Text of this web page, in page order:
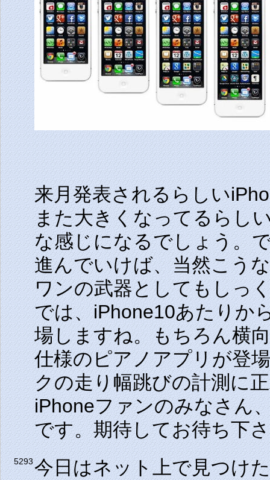
来月発表されるらしい
また大きくなってるらし
な感じになるでしょう。
進んでいけば、当然こう
ワンの武器としてもしっ
では、iPhone10あたりか
場しますね。もちろん横
仕様のピアノアプリが登
クの走り幅跳びの計測に
iPhoneファンのみなさん
です。期待してお待ち下
5293今日はネット上で見つけ